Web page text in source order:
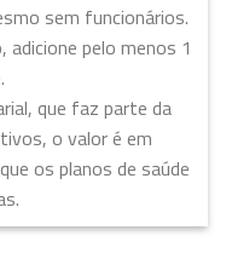
sem funcionários.
adicione pelo menos 1
que faz parte da
o valor é em
os planos de saúde